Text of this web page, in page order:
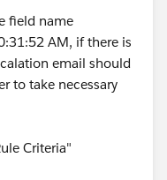
field name
AM, if there is
email should
to take necessary
Criteria"